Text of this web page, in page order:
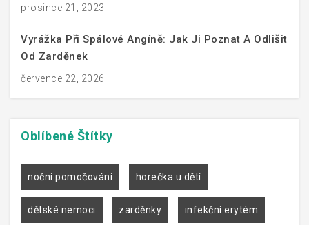
prosince 21, 2023
Vyrážka Při Spálové Angíně: Jak Ji Poznat A Odlišit
Od Zarděnek
července 22, 2026
Oblíbené Štítky
noční pomočování horečka u dětí
dětské nemoci zarděnky infekční erytém